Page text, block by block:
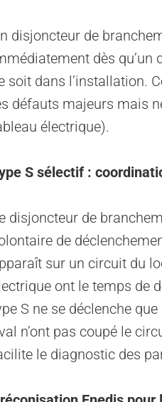
disjoncteur de
dès qu’un
soit dans l’installation.
défauts majeurs mais
électrique).
S sélectif :
disjoncteur de
de
sur un circuit du
ont le temps de
S ne se déclenche
n’ont pas coupé le
le diagnostic des